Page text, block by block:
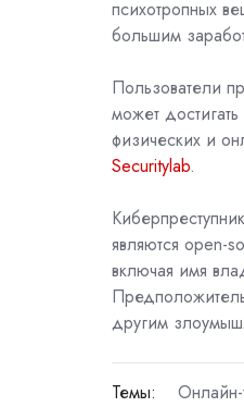
психотропных
большим
Пользователи
может
физических и
Securitylab.
являются open-
включая имя
другим
Темы: Онлайн-